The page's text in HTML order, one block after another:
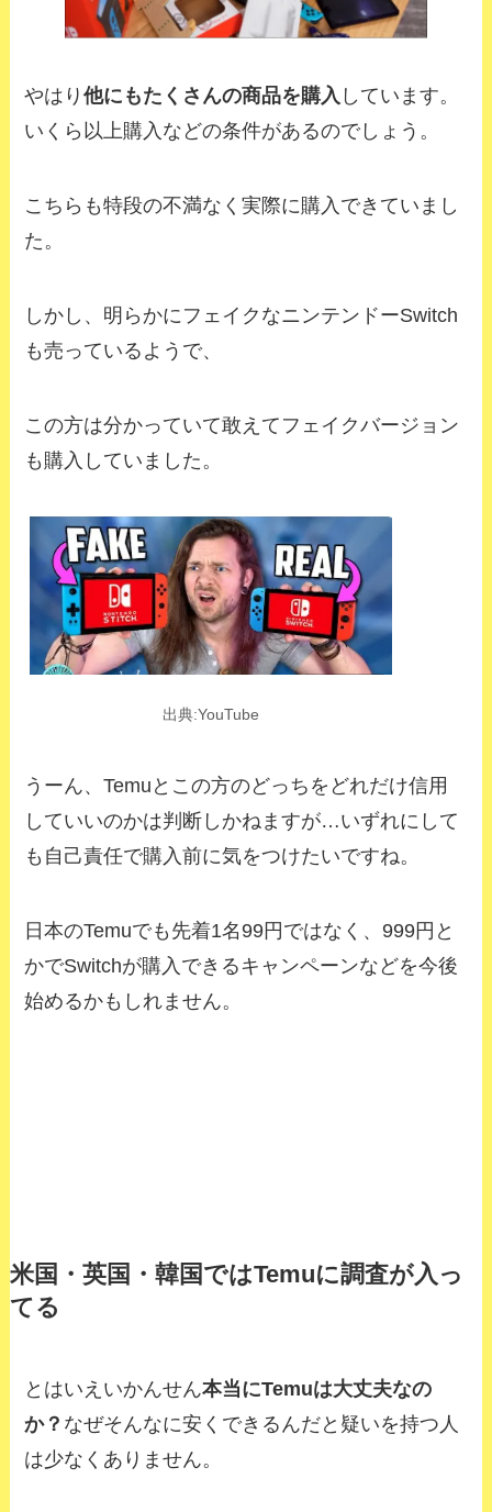
やはり他にもたくさんの商品を購入 しています。
いくら以上購入などの条件があるのでしょう。
こちらも特段の不満なく実際に購入できていまし
た。
しかし、明らかにフェイクなニンテンドーSwitch
も売っているようで、
この方は分かっていて敢えてフェイクバージョン
も購入していました。
出典:YouTube
うーん、Temuとこの方のどっちをどれだけ信用
していいのかは判断しかねますが…いずれにして
も自己責任で購入前に気をつけたいですね。
日本のTemuでも先着1名99円ではなく、999円と
かでSwitchが購入できるキャンペーンなどを今後
始めるかもしれません。
米国・英国・韓国ではTemuに調査が入っ
てる
とはいえいかんせん本当にTemuは大丈夫なの
か？ なぜそんなに安くできるんだと疑いを持つ人
は少なくありません。